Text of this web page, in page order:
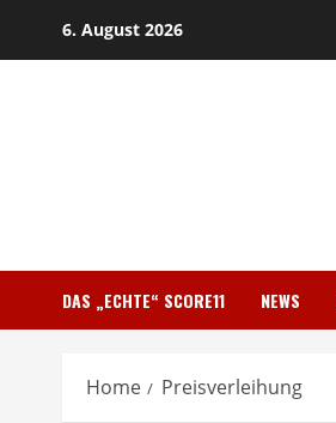
6. August 2026
DAS „ECHTE“ SCORE11 NEWS
Home Preisverleihung